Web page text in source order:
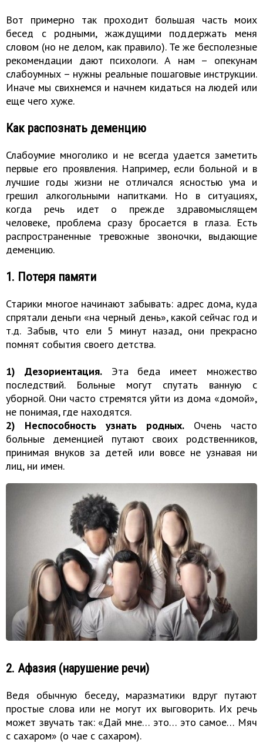
Вот примерно так проходит большая часть моих
бесед с родными, жаждущими поддержать меня
словом (но не делом, как правило). Те же бесполезные
рекомендации дают психологи. А нам – опекунам
слабоумных – нужны реальные пошаговые инструкции.
Иначе мы свихнемся и начнем кидаться на людей или
еще чего хуже.
Как распознать деменцию
Слабоумие многолико и не всегда удается заметить
первые его проявления. Например, если больной и в
лучшие годы жизни не отличался ясностью ума и
грешил алкогольными напитками. Но в ситуациях,
когда речь идет о прежде здравомыслящем
человеке, проблема сразу бросается в глаза. Есть
распространенные тревожные звоночки, выдающие
деменцию.
1. Потеря памяти
Старики многое начинают забывать: адрес дома, куда
спрятали деньги «на черный день», какой сейчас год и
т.д. Забыв, что ели 5 минут назад, они прекрасно
помнят события своего детства.
1) Дезориентация.Эта беда имеет множество
последствий. Больные могут спутать ванную с
уборной. Они часто стремятся уйти из дома «домой»,
не понимая, где находятся.
2) Неспособность узнать родных. Очень часто
больные деменцией путают своих родственников,
принимая внуков за детей или вовсе не узнавая ни
лиц, ни имен.
2. Афазия (нарушение речи)
Ведя обычную беседу, маразматики вдруг путают
простые слова или не могут их выговорить. Их речь
может звучать так: «Дай мне… это… это самое… Мяч
с сахаром» (о чае с сахаром).